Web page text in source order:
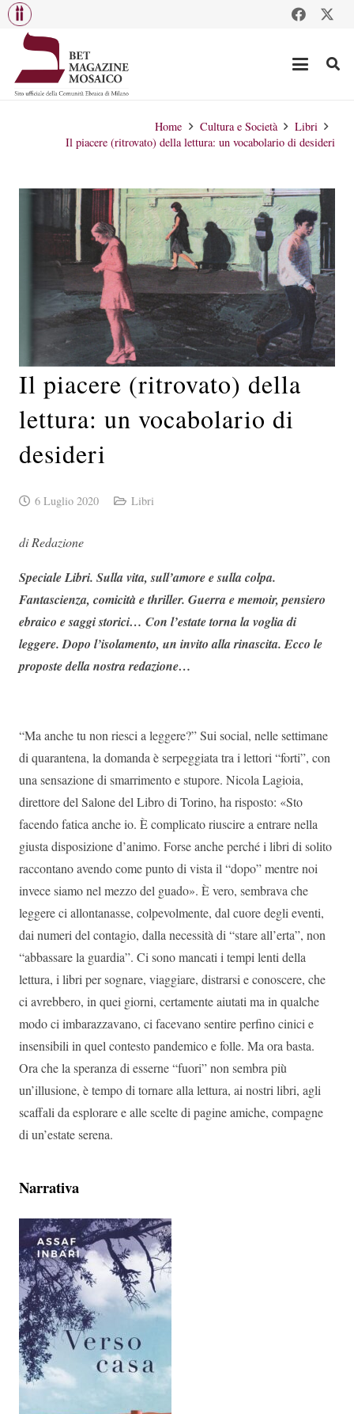
Home Cultura e Società
Libri
Il piacere (ritrovato) della lettura: un vocabolario di desideri
Il piacere (ritrovato) della
lettura: un vocabolario di
desideri
6 Luglio 2020 Libri
di Redazione
Speciale Libri. Sulla vita, sull’amore e sulla colpa.
Fantascienza, comicità e thriller. Guerra e memoir, pensiero
ebraico e saggi storici… Con l’estate torna la voglia di
leggere. Dopo l’isolamento, un invito alla rinascita. Ecco le
proposte della nostra redazione…
“Ma anche tu non riesci a leggere?” Sui social, nelle settimane
di quarantena, la domanda è serpeggiata tra i lettori “forti”, con
una sensazione di smarrimento e stupore. Nicola Lagioia,
direttore del Salone del Libro di Torino, ha risposto: «Sto
facendo fatica anche io. È complicato riuscire a entrare nella
giusta disposizione d’animo. Forse anche perché i libri di solito
raccontano avendo come punto di vista il “dopo” mentre noi
invece siamo nel mezzo del guado». È vero, sembrava che
leggere ci allontanasse, colpevolmente, dal cuore degli eventi,
dai numeri del contagio, dalla necessità di “stare all’erta”, non
“abbassare la guardia”. Ci sono mancati i tempi lenti della
lettura, i libri per sognare, viaggiare, distrarsi e conoscere, che
ci avrebbero, in quei giorni, certamente aiutati ma in qualche
modo ci imbarazzavano, ci facevano sentire perfino cinici e
insensibili in quel contesto pandemico e folle. Ma ora basta.
Ora che la speranza di esserne “fuori” non sembra più
un’illusione, è tempo di tornare alla lettura, ai nostri libri, agli
scaffali da esplorare e alle scelte di pagine amiche, compagne
di un’estate serena.
Narrativa